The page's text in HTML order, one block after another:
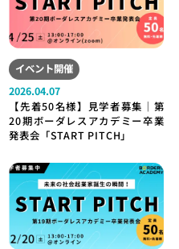
イベント開催
2026.04.07
【先着50名様】見学者募集｜第
20期ボーダレスアカデミー卒業
発表会「START PITCH」